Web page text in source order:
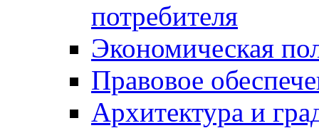
потребителя
Экономическая
Правовое
Архитектура и